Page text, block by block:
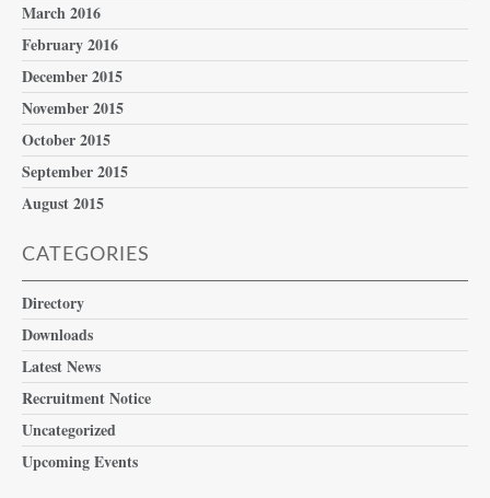
March 2016
February 2016
December 2015
November 2015
October 2015
September 2015
August 2015
CATEGORIES
Directory
Downloads
Latest News
Recruitment Notice
Uncategorized
Upcoming Events